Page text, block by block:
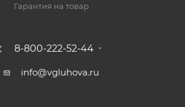
Гарантия на товар
8-800-222-52-44
info@vgluhova.ru